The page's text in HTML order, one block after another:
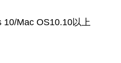
10/Mac OS10.10以上